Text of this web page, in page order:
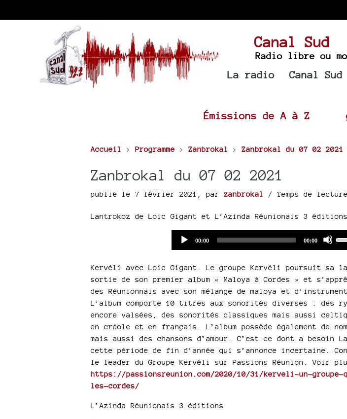
Canal Sud
Radio libre ou
La radio Canal
Émissions de A à Z
Accueil > Programme > Zanbrokal > Zanbrokal du 07 02 2021
Zanbrokal du 07 02 2021
publié le 7 février 2021 par zanbrokal / Temps de
Lantrokoz de Loic Gigant et L’Azinda Réunionais 3 éditions
Current
00:00
Total
00:00
to
or
Kervéli avec Loic Gigant. Le groupe Kervéli poursuit sa
sortie de son premier album « Maloya à Cordes » et
des Réunionnais avec son mélange de maloya et
L’album comporte 10 titres aux sonorités diverses : des
encore valsées, des sonorités classiques mais aussi
en créole et en français. L’album possède également de
mais aussi des chansons d’amour. C’est ce dont a besoin
cette période de fin d’année qui s’annonce incertaine.
le leader du Groupe Kervéli sur Passions Réunion. Voir
https://passionsreunion.com/2020/10/31/kerveli-un-groupe-
les-cordes/
L’Azinda Réunionais 3 éditions